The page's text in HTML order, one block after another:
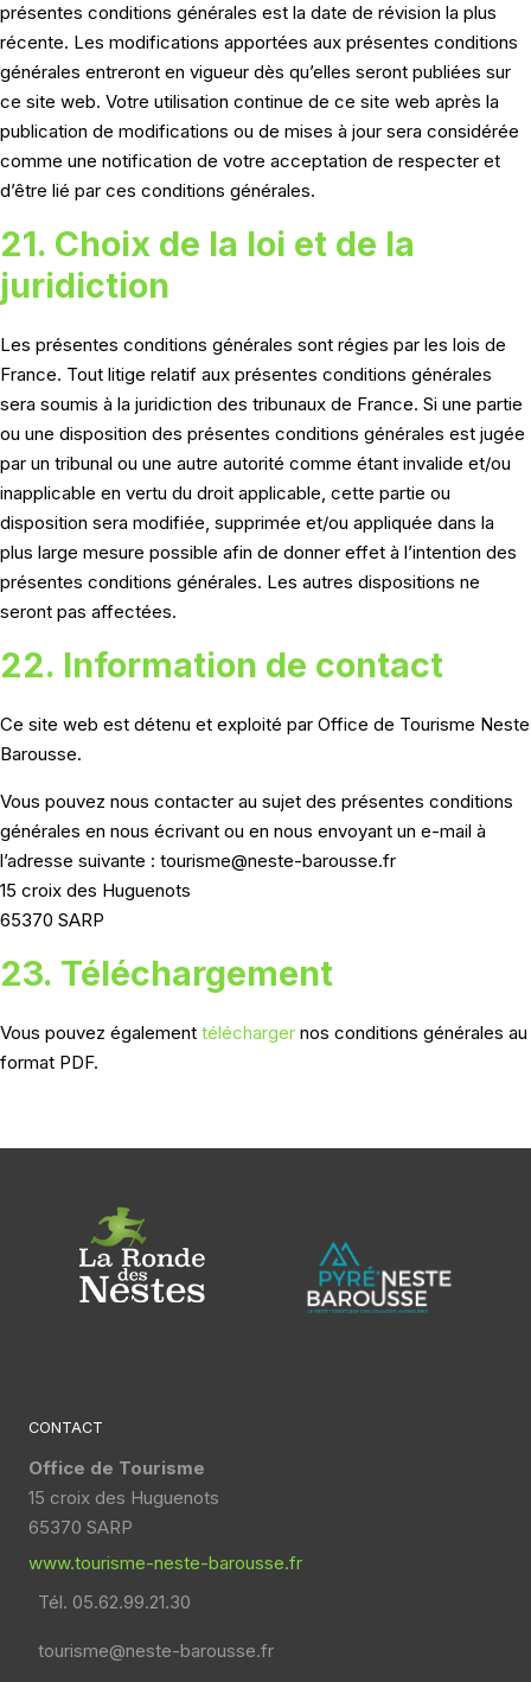
présentes conditions générales est la date de révision la plus
récente. Les modifications apportées aux présentes conditions
générales entreront en vigueur dès qu’elles seront publiées sur
ce site web. Votre utilisation continue de ce site web après la
publication de modifications ou de mises à jour sera considérée
comme une notification de votre acceptation de respecter et
d’être lié par ces conditions générales.
21. Choix de la loi et de la
juridiction
Les présentes conditions générales sont régies par les lois de
France. Tout litige relatif aux présentes conditions générales
sera soumis à la juridiction des tribunaux de France. Si une partie
ou une disposition des présentes conditions générales est jugée
par un tribunal ou une autre autorité comme étant invalide et/ou
inapplicable en vertu du droit applicable, cette partie ou
disposition sera modifiée, supprimée et/ou appliquée dans la
plus large mesure possible afin de donner effet à l’intention des
présentes conditions générales. Les autres dispositions ne
seront pas affectées.
22. Information de contact
Ce site web est détenu et exploité par Office de Tourisme Neste
Barousse.
Vous pouvez nous contacter au sujet des présentes conditions
générales en nous écrivant ou en nous envoyant un e-mail à
l’adresse suivante : tourisme@neste-barousse.fr
15 croix des Huguenots
65370 SARP
23. Téléchargement
Vous pouvez également télécharger nos conditions générales au
format PDF.
CONTACT
Office de Tourisme
15 croix des Huguenots
65370 SARP
www.tourisme-neste-barousse.fr
Tél. 05.62.99.21.30
tourisme@neste-barousse.fr